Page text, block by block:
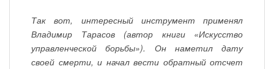
Так вот, интересный инструмент применял
Владимир Тарасов (автор книги «Искусство
управленческой борьбы»). Он наметил дату
своей смерти, и начал вести обратный отсчет